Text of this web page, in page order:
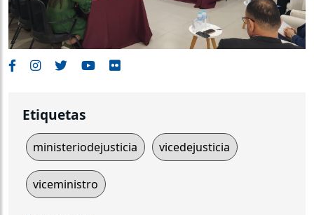
Etiquetas
ministeriodejusticia vicedejusticia
viceministro